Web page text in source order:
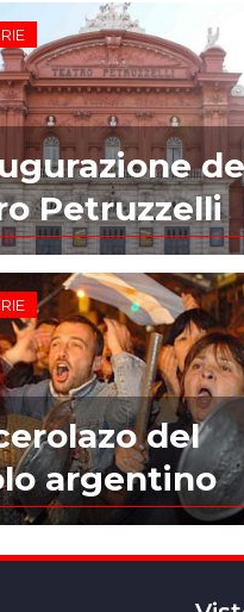
Petruzzelli
del
argentino